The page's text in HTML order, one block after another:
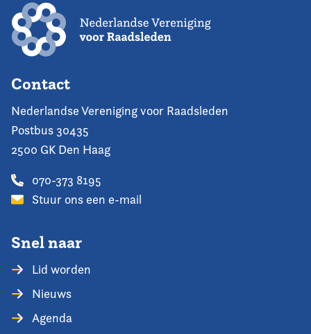
Contact
Nederlandse Vereniging voor Raadsleden
Postbus 30435
2500 GK Den Haag
070-373 8195
Stuur ons een e-mail
Snel naar
Lid worden
Nieuws
Agenda